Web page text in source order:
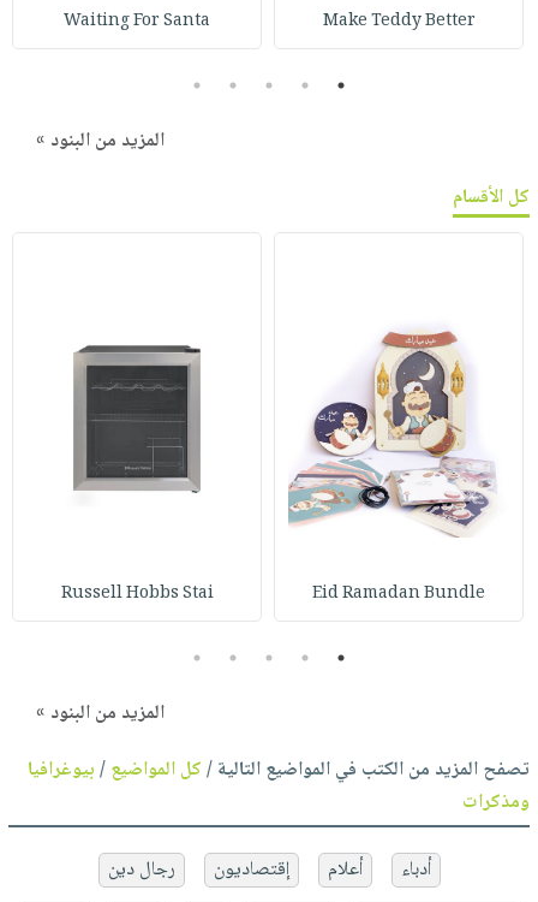
Make Teddy Better
Waiting For Santa
1
2
3
4
5
المزيد من البنود »
كل الأقسام
Eid Ramadan Bundle
Russell Hobbs Stai
1
2
3
4
5
المزيد من البنود »
تصفح المزيد من الكتب في المواضيع التالية /كل المواضيع/بيوغرافيا
ومذكرات
أدباء أعلام إقتصاديون
رجال دين